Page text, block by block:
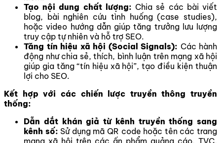
Tạo nội dung chất lượng: Chia sẻ các bài viết
blog, bài nghiên cứu tình huống (case studies),
hoặc video hướng dẫn giúp tăng trưởng lưu lượng
truy cập tự nhiên và hỗ trợ SEO.
Tăng tín hiệu xã hội (Social Signals): Các hành
động như chia sẻ, thích, bình luận trên mạng xã hội
giúp gia tăng “tín hiệu xã hội”, tạo điều kiện thuận
lợi cho SEO.
Kết hợp với các chiến lược truyền thông truyền
thống:
Dẫn dắt khán giả từ kênh truyền thống sang
kênh số: Sử dụng mã QR code hoặc tên các trang
mạng xã hội trên các ấn phẩm quảng cáo, TVC,